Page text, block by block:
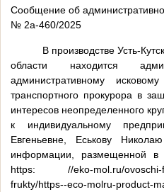
Сообщение об
№ 2а-460/2025
В производстве Усть-
области находится
административному
транспортного прокурора в
интересов неопределенного
к индивидуальному
Евгеньевне, Еськову
информации, размещенной в
https: //eko-mol.ru/ovoschi-
frukty/https--eco-molru-product-